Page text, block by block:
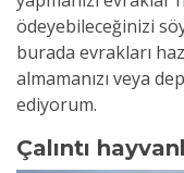
ödeyebileceğinizi
burada evrakları
almamanızı veya
ediyorum.
Çalıntı